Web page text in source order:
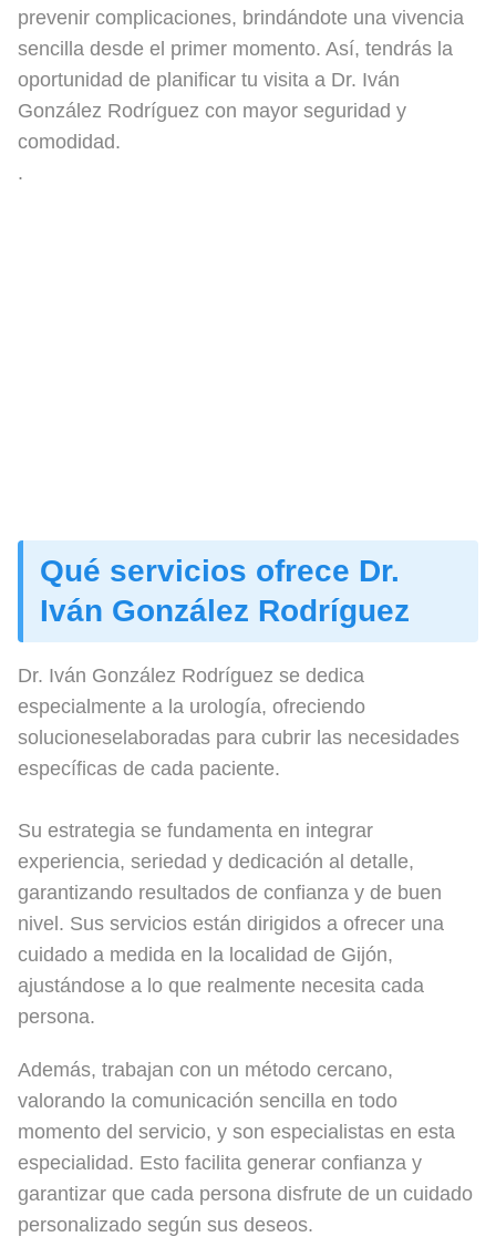
prevenir complicaciones, brindándote una vivencia
sencilla desde el primer momento. Así, tendrás la
oportunidad de planificar tu visita a Dr. Iván
González Rodríguez con mayor seguridad y
comodidad.
.
Qué servicios ofrece Dr.
Iván González Rodríguez
Dr. Iván González Rodríguez se dedica
especialmente a la urología, ofreciendo
solucioneselaboradas para cubrir las necesidades
específicas de cada paciente.
Su estrategia se fundamenta en integrar
experiencia, seriedad y dedicación al detalle,
garantizando resultados de confianza y de buen
nivel. Sus servicios están dirigidos a ofrecer una
cuidado a medida en la localidad de Gijón,
ajustándose a lo que realmente necesita cada
persona.
Además, trabajan con un método cercano,
valorando la comunicación sencilla en todo
momento del servicio, y son especialistas en esta
especialidad. Esto facilita generar confianza y
garantizar que cada persona disfrute de un cuidado
personalizado según sus deseos.